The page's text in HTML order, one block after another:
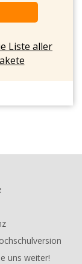
Liste aller
uns weiter!